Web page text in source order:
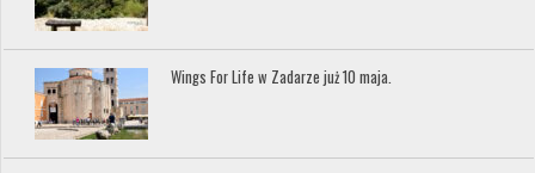
Wings For Life w Zadarze już 10 maja.